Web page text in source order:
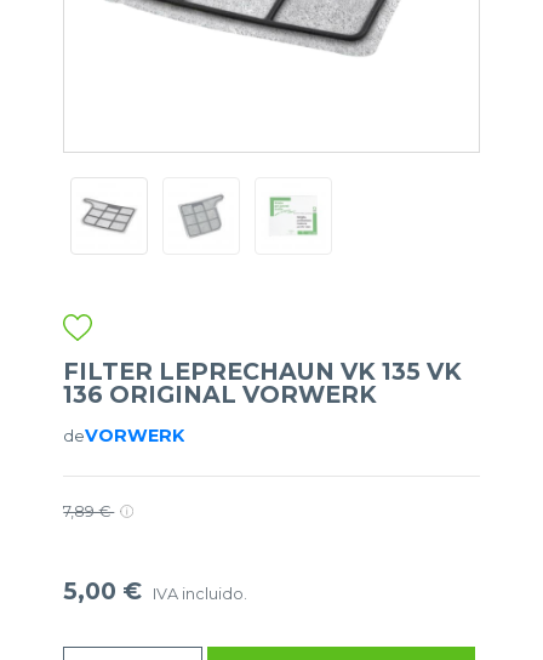
FILTER LEPRECHAUN VK 135 VK
136 ORIGINAL VORWERK
deVORWERK
7,89 €
5,00 € IVA incluido.